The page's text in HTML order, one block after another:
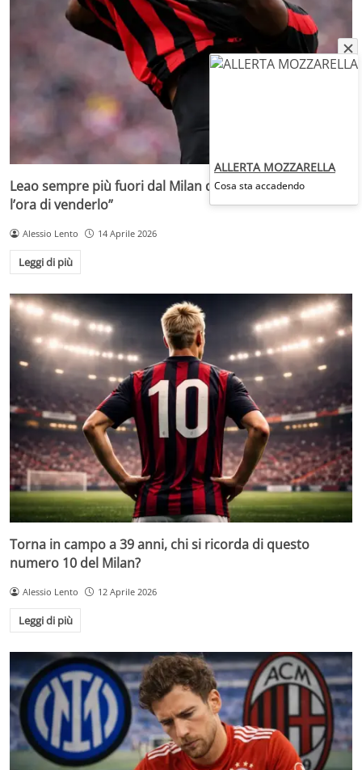
Leao sempre più fuori dal Milan di Allegri: “Non vedono
l’ora di venderlo”
Alessio Lento 14 Aprile 2026
Leggi di più
Torna in campo a 39 anni, chi si ricorda di questo
numero 10 del Milan?
Alessio Lento 12 Aprile 2026
Leggi di più
ALLERTA MOZZARELLA
Cosa sta accadendo